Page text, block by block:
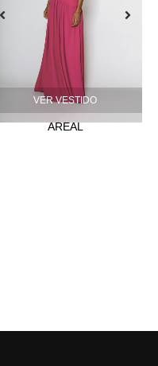
VER VESTIDO
AREAL